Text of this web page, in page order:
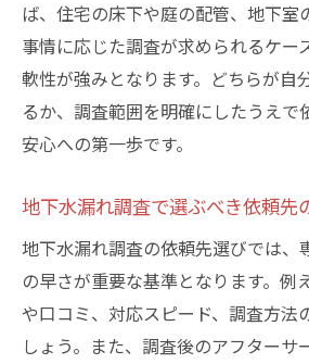
ば、住宅の床下や庭の配管、地下室
事情に応じた調査が求められるケー
軟性が強みとなります。どちらが自
るか、調査範囲を明確にしたうえで
安心への第一歩です。
地下水漏れ調査で選ぶべき依頼先
地下水漏れ調査の依頼先選びでは、
の早さが重要な基準となります。例
や口コミ、対応スピード、調査方法
しょう。また、調査後のアフターサ